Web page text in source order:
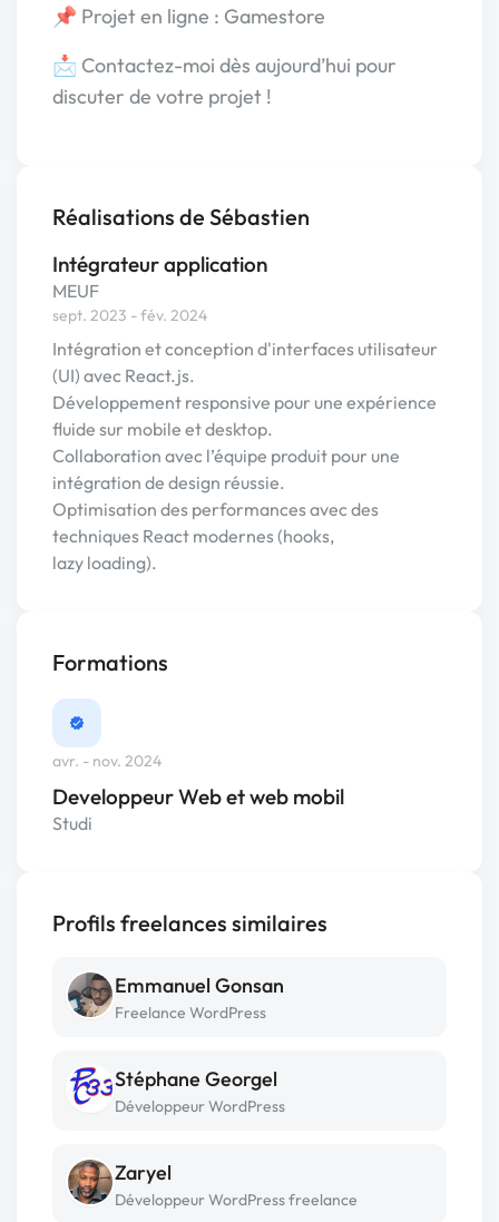
📌 Projet en ligne : Gamestore
📩 Contactez-moi dès aujourd’hui pour
discuter de votre projet !
Réalisations de Sébastien
Intégrateur application
MEUF
sept. 2023 - fév. 2024
Intégration et conception d'interfaces utilisateur
(UI) avec React.js.
Développement responsive pour une expérience
fluide sur mobile et desktop.
Collaboration avec l’équipe produit pour une
intégration de design réussie.
Optimisation des performances avec des
techniques React modernes (hooks,
lazy loading).
Formations
avr. - nov. 2024
Developpeur Web et web mobil
Studi
Profils freelances similaires
Emmanuel Gonsan
Freelance WordPress
Stéphane Georgel
Développeur WordPress
Zaryel
Développeur WordPress freelance